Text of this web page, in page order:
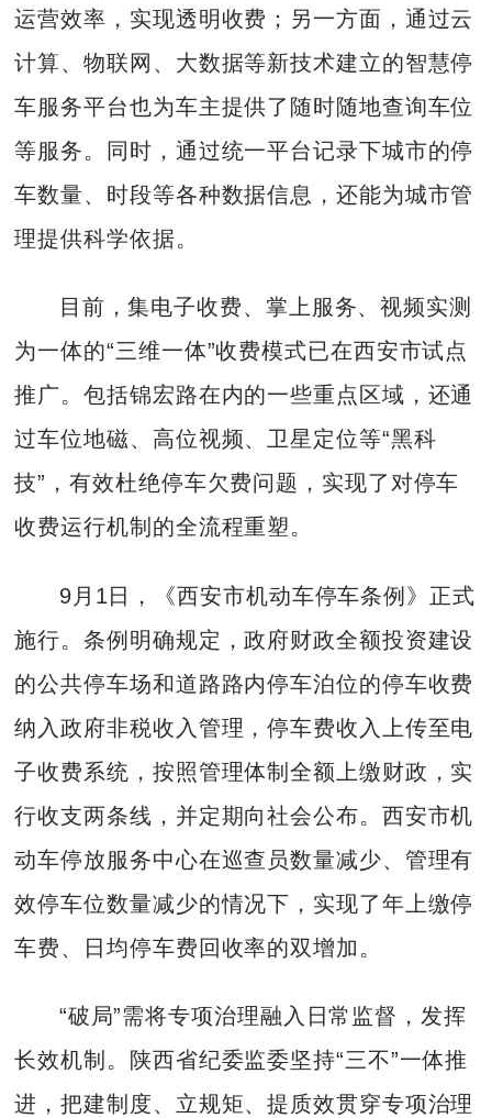
运营效率，实现透明收费；另一方面，通过云
计算、物联网、大数据等新技术建立的智慧停
车服务平台也为车主提供了随时随地查询车位
等服务。同时，通过统一平台记录下城市的停
车数量、时段等各种数据信息，还能为城市管
理提供科学依据。
目前，集电子收费、掌上服务、视频实测
为一体的“三维一体”收费模式已在西安市试点
推广。包括锦宏路在内的一些重点区域，还通
过车位地磁、高位视频、卫星定位等“黑科
技”，有效杜绝停车欠费问题，实现了对停车
收费运行机制的全流程重塑。
9月1日，《西安市机动车停车条例》正式
施行。条例明确规定，政府财政全额投资建设
的公共停车场和道路路内停车泊位的停车收费
纳入政府非税收入管理，停车费收入上传至电
子收费系统，按照管理体制全额上缴财政，实
行收支两条线，并定期向社会公布。西安市机
动车停放服务中心在巡查员数量减少、管理有
效停车位数量减少的情况下，实现了年上缴停
车费、日均停车费回收率的双增加。
“破局”需将专项治理融入日常监督，发挥
长效机制。陕西省纪委监委坚持“三不”一体推
进，把建制度、立规矩、提质效贯穿专项治理